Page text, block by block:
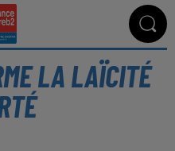
LA LAÏCITÉ